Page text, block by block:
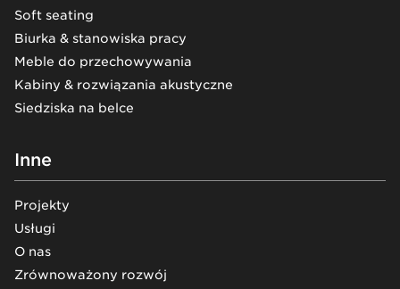
Soft seating
Biurka & stanowiska pracy
Meble do przechowywania
Kabiny & rozwiązania akustyczne
Siedziska na belce
Inne
Projekty
Usługi
O nas
Zrównoważony rozwój